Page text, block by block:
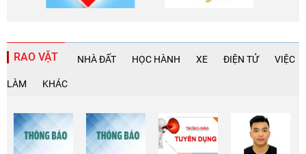
RAO VẶT NHÀ ĐẤT HỌC HÀNH XE ĐIỆN TỬ VIỆC
LÀM KHÁC